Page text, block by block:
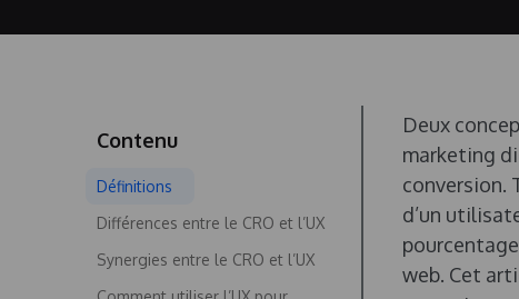
Contenu
Définitions
Différences entre le CRO et l’UX
Synergies entre le CRO et l’UX
Deux
marketing
conversion.
d’un
web. Cet